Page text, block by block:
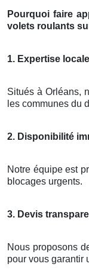
Pourquoi faire
volets roulants
1. Expertise locale
Situés à Orléans,
les communes du
2. Disponibilité
Notre équipe est
blocages urgents.
3. Devis
Nous proposons
pour vous garantir